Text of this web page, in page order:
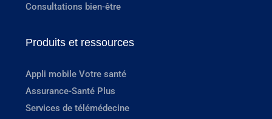
Consultations bien-être
Produits et ressources
Appli mobile Votre santé
Assurance-Santé Plus
Services de télémédecine